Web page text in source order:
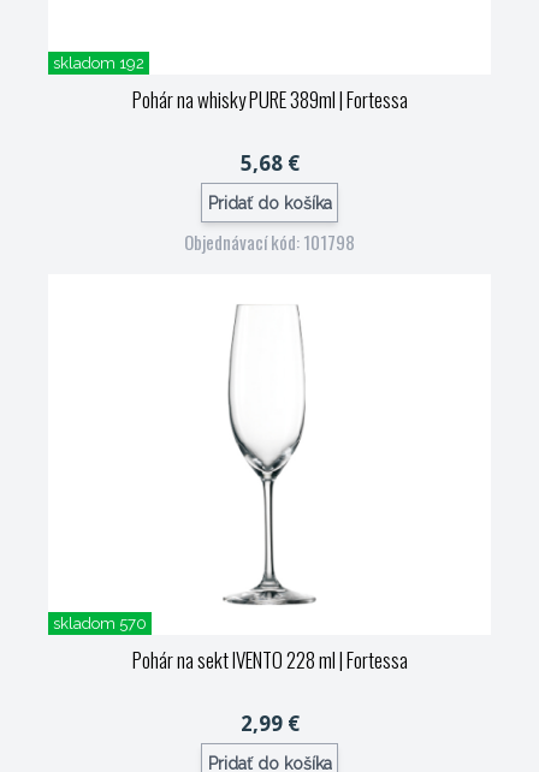
skladom 192
Pohár na whisky PURE 389ml| Fortessa
5,68 €
Pridať do košíka
Objednávací kód: 101798
skladom 570
Pohár na sekt IVENTO 228 ml| Fortessa
2,99 €
Pridať do košíka